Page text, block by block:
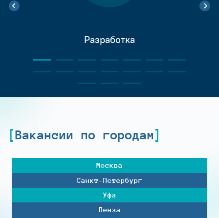
Разработка
Вакансии по городам
Москва
Санкт-Петербург
Уфа
Пенза